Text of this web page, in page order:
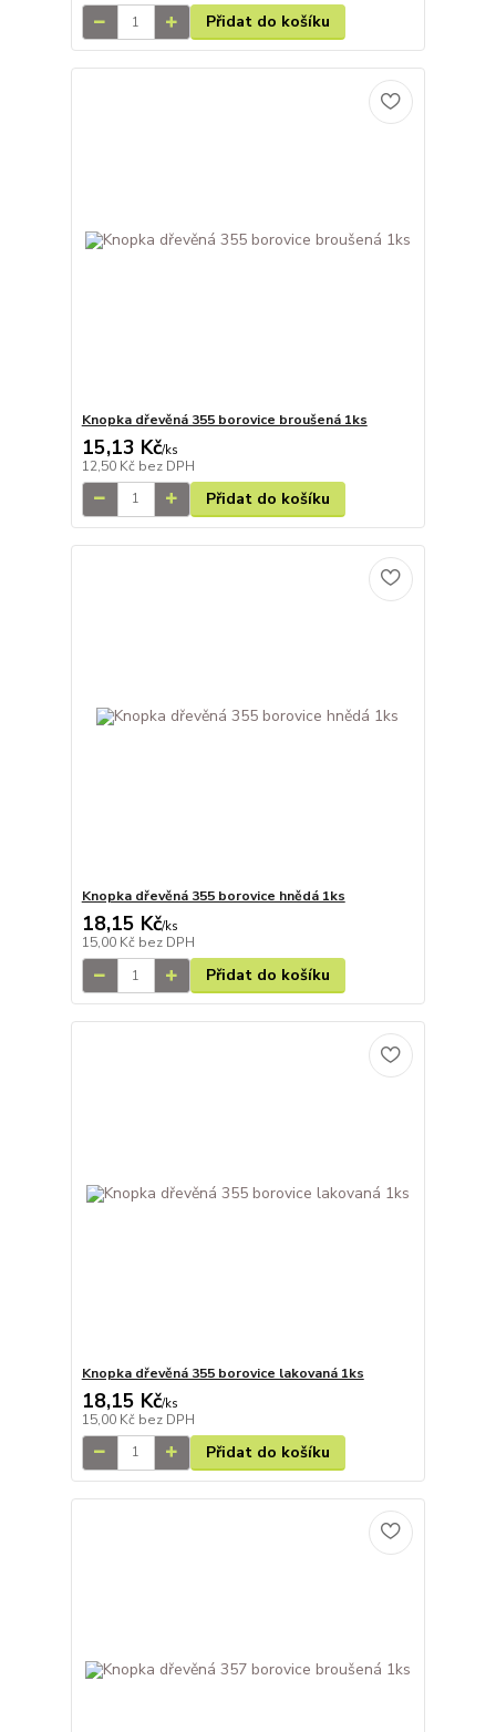
Přidat do košíku
Knopka dřevěná 355 borovice broušená 1ks
15,13 Kč/ks
12,50 Kč bez DPH
Přidat do košíku
Knopka dřevěná 355 borovice hnědá 1ks
18,15 Kč/ks
15,00 Kč bez DPH
Přidat do košíku
Knopka dřevěná 355 borovice lakovaná 1ks
18,15 Kč/ks
15,00 Kč bez DPH
Přidat do košíku